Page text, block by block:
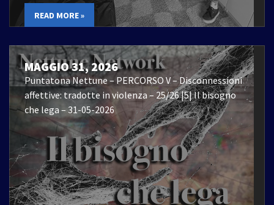
READ MORE »
MAGGIO 31, 2026
Puntatona Nettune – PERCORSO V – Disconnessioni
affettive: tradotte in violenza – 25/26 |5| Il bisogno
che lega – 31-05-2026